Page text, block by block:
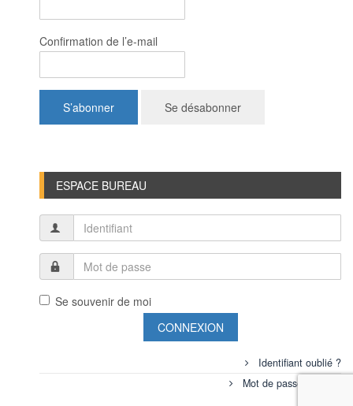
Confirmation de l’e-mail
ESPACE BUREAU
Se souvenir de moi
CONNEXION
Identifiant oublié ?
Mot de passe oublié ?